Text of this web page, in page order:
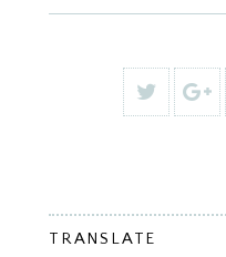
TRANSLATE